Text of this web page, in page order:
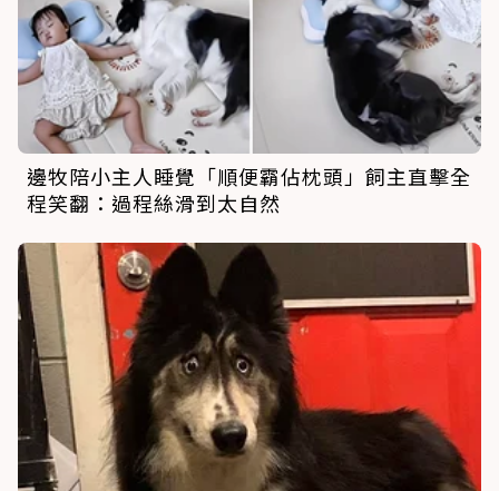
邊牧陪小主人睡覺「順便霸佔枕頭」飼主直擊全
程笑翻：過程絲滑到太自然